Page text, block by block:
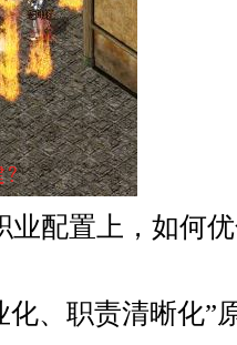
业配置上，如何
化、职责清晰化”